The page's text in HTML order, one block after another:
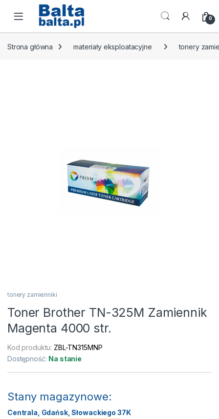
Skip to navigation
Skip to content
Open 0
Strona główna materiały eksploatacyjne tonery
tonery zamienniki
Toner Brother TN-325M Zamiennik
Magenta 4000 str.
Kod produktu: ZBL-TN315MNP
Dostępność: Na stanie
Stany magazynowe:
Centrala, Gdańsk, Słowackiego 37K